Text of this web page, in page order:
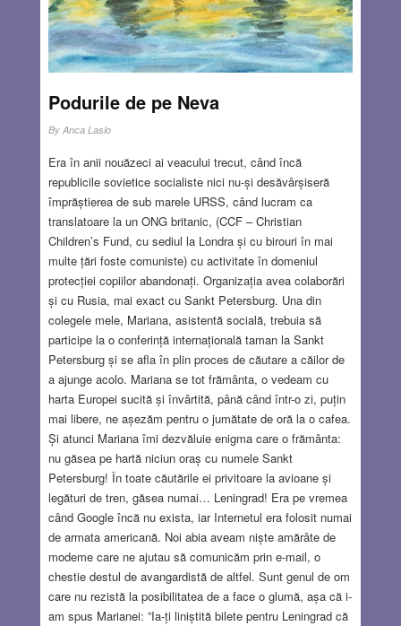
more…
JUL 29, 2021 3 COMMENTS
Podurile de pe Neva
By Anca Laslo
Era în anii nouăzeci ai veacului trecut, când încă
republicile sovietice socialiste nici nu-și desăvârșiseră
împrăștierea de sub marele URSS, când lucram ca
translatoare la un ONG britanic, (CCF – Christian
Children’s Fund, cu sediul la Londra și cu birouri în mai
multe țări foste comuniste) cu activitate în domeniul
protecției copiilor abandonați. Organizația avea colaborări
și cu Rusia, mai exact cu Sankt Petersburg. Una din
colegele mele, Mariana, asistentă socială, trebuia să
participe la o conferință internațională taman la Sankt
Petersburg și se afla în plin proces de căutare a căilor de
a ajunge acolo. Mariana se tot frământa, o vedeam cu
harta Europei sucită și învârtită, până când într-o zi, puțin
mai libere, ne așezăm pentru o jumătate de oră la o cafea.
Și atunci Mariana îmi dezvăluie enigma care o frământa:
nu găsea pe hartă niciun oraș cu numele Sankt
Petersburg! În toate căutările ei privitoare la avioane și
legături de tren, găsea numai… Leningrad! Era pe vremea
când Google încă nu exista, iar Internetul era folosit numai
de armata americană. Noi abia aveam niște amărâte de
modeme care ne ajutau să comunicăm prin e-mail, o
chestie destul de avangardistă de altfel. Sunt genul de om
care nu rezistă la posibilitatea de a face o glumă, așa că i-
am spus Marianei: ”Ia-ți liniștită bilete pentru Leningrad că